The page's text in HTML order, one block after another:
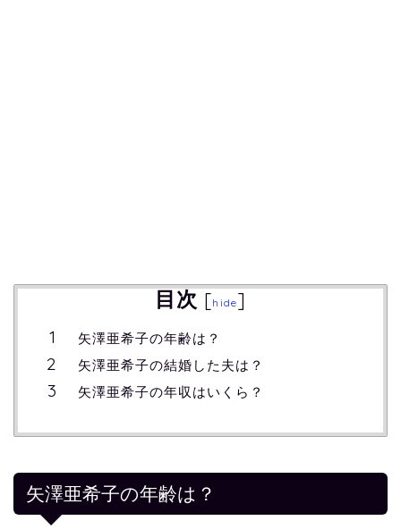
目次 [hide]
矢澤亜希子の年齢は？
矢澤亜希子の結婚した夫は？
矢澤亜希子の年収はいくら？
矢澤亜希子の年齢は？